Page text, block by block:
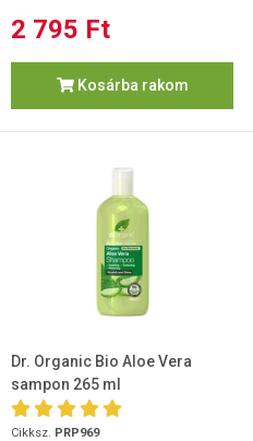
2 795 Ft
Kosárba rakom
Dr. Organic Bio Aloe Vera
sampon 265 ml
Cikksz. PRP969